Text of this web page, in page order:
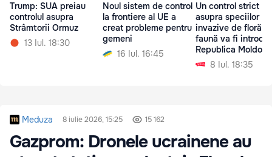
Trump: SUA preiau
controlul asupra
Strâmtorii Ormuz
13 Iul. 18:30
Noul sistem de control
la frontiere al UE a
creat probleme pentru
gemeni
16 Iul. 16:45
Un control strict
asupra speciilor
invazive de floră și
faună va fi
Republica Moldova
8 Iul. 18:35
Meduza 8 iulie 2026, 15:25 15 162
Gazprom: Dronele ucrainene au